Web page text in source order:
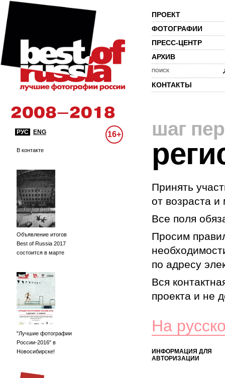
ПРОЕКТ
ФОТОГРАФИИ
ПРЕСС-ЦЕНТР
АРХИВ
ПОИСК
КОНТАКТЫ
РУС ENG 16+
В контакте
Объявление итогов
Best of Russia 2017
состоится в марте
"Лучшие фотографии
России-2016" в
Новосибирске!
шаг
Принять
от возраста
Все поля
Просим
по адресу
Вся
проекта и не
На
ИНФОРМАЦИЯ ДЛЯ
АВТОРИЗАЦИИ